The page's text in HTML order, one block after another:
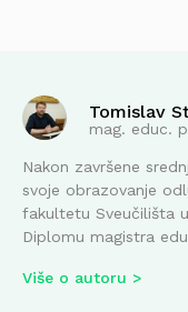
Tomislav
mag. educ.
Nakon završene
svoje obrazovanje
fakultetu Sveučilišta
Diplomu magistra
Više o autoru